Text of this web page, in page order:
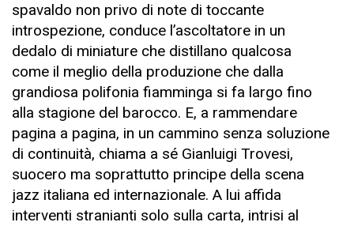
spavaldo non privo di note di toccante
introspezione, conduce l’ascoltatore in un
dedalo di miniature che distillano qualcosa
come il meglio della produzione che dalla
grandiosa polifonia fiamminga si fa largo fino
alla stagione del barocco. E, a rammendare
pagina a pagina, in un cammino senza soluzione
di continuità, chiama a sé Gianluigi Trovesi,
suocero ma soprattutto principe della scena
jazz italiana ed internazionale. A lui affida
interventi stranianti solo sulla carta, intrisi al